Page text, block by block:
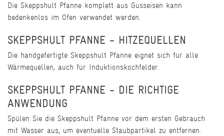
Die Skeppshult Pfanne komplett aus Gusseisen kann
bedenkenlos im Ofen verwendet werden.
SKEPPSHULT PFANNE - HITZEQUELLEN
Die handgefertigte Skeppshult Pfanne eignet sich für alle
Wärmequellen, auch für Induktionskochfelder.
SKEPPSHULT PFANNE - DIE RICHTIGE
ANWENDUNG
Spülen Sie die Skeppshult Pfanne vor dem ersten Gebrauch
mit Wasser aus, um eventuelle Staubpartikel zu entfernen.